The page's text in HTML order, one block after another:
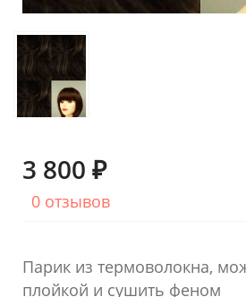
3 800 ₽
0 отзывов
Парик из термоволокна,
плойкой и сушить феном